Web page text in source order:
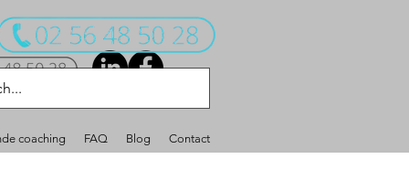
coaching FAQ Blog Contact